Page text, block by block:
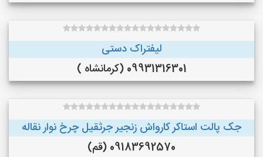
لیفتراک دستی
09931316301 (کرمانشاه )
جک پالت استاکر کارواش زنجیر جرثقیل چرخ نوار نقاله
09183692570 (قم)